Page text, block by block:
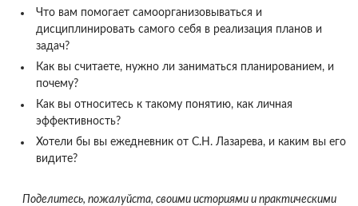
Что вам помогает самоорганизовываться и
дисциплинировать самого себя в реализация планов и
задач?
Как вы считаете, нужно ли заниматься планированием, и
почему?
Как вы относитесь к такому понятию, как личная
эффективность?
Хотели бы вы ежедневник от С.Н. Лазарева, и каким вы его
видите?
Поделитесь, пожалуйста, своими историями и практическими